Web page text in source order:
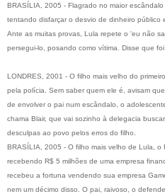
BRASÍLIA, 2005 - Flagrado no maior
tentando disfarçar o desvio de dinheiro público
Ante as muitas provas, Lula repete o 'eu não
persegui-lo, posando como vítima. Disse que
LONDRES, 2001 - O filho mais velho do
pela polícia. Sem saber quem ele é, avisam
de envolver o pai num escândalo, o
chama Blair, que vai sozinho à delegacia
desculpas ao povo pelos erros do filho.
BRASÍLIA, 2005 - O filho mais velho de Lula,
recebendo R$ 5 milhões de uma empresa
recebeu a fortuna vendendo sua empresa
nem um décimo disso. O pai, raivoso, o